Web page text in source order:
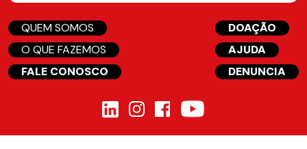
QUEM SOMOS
O QUE FAZEMOS
FALE CONOSCO
DOAÇÃO
AJUDA
DENUNCIA